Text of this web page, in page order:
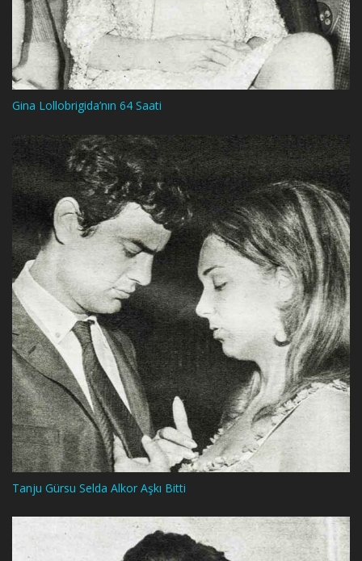
Gina Lollobrigida’nın 64 Saati
Tanju Gürsu Selda Alkor Aşkı Bitti